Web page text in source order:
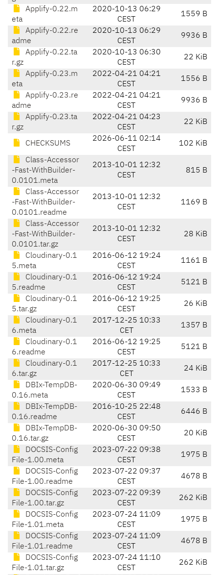
Applify-0.22.m
eta
2020-10-13 06:29
CEST
1559 B
Applify-0.22.re
adme
2020-10-13 06:29
CEST
9936 B
Applify-0.22.ta
r.gz
2020-10-13 06:30
CEST
22 KiB
Applify-0.23.m
eta
2022-04-21 04:21
CEST
1556 B
Applify-0.23.re
adme
2022-04-21 04:21
CEST
9936 B
Applify-0.23.ta
r.gz
2022-04-21 04:23
CEST
22 KiB
CHECKSUMS
2026-06-11 02:14
CEST
102 KiB
Class-Accessor
-Fast-WithBuilder-
0.0101.meta
2013-10-01 12:32
CEST
815 B
Class-Accessor
-Fast-WithBuilder-
0.0101.readme
2013-10-01 12:32
CEST
1169 B
Class-Accessor
-Fast-WithBuilder-
0.0101.tar.gz
2013-10-01 12:32
CEST
28 KiB
Cloudinary-0.1
5.meta
2016-06-12 19:24
CEST
1161 B
Cloudinary-0.1
5.readme
2016-06-12 19:24
CEST
5121 B
Cloudinary-0.1
5.tar.gz
2016-06-12 19:25
CEST
26 KiB
Cloudinary-0.1
6.meta
2017-12-25 10:33
CET
1357 B
Cloudinary-0.1
6.readme
2016-06-12 19:25
CEST
5121 B
Cloudinary-0.1
6.tar.gz
2017-12-25 10:33
CET
24 KiB
DBIx-TempDB-
0.16.meta
2020-06-30 09:49
CEST
1533 B
DBIx-TempDB-
0.16.readme
2016-10-25 22:48
CEST
6446 B
DBIx-TempDB-
0.16.tar.gz
2020-06-30 09:50
CEST
20 KiB
DOCSIS-Config
File-1.00.meta
2023-07-22 09:38
CEST
1975 B
DOCSIS-Config
File-1.00.readme
2023-07-22 09:37
CEST
4678 B
DOCSIS-Config
File-1.00.tar.gz
2023-07-22 09:39
CEST
262 KiB
DOCSIS-Config
File-1.01.meta
2023-07-24 11:09
CEST
1975 B
DOCSIS-Config
File-1.01.readme
2023-07-24 11:09
CEST
4678 B
DOCSIS-Config
File-1.01.tar.gz
2023-07-24 11:10
CEST
262 KiB